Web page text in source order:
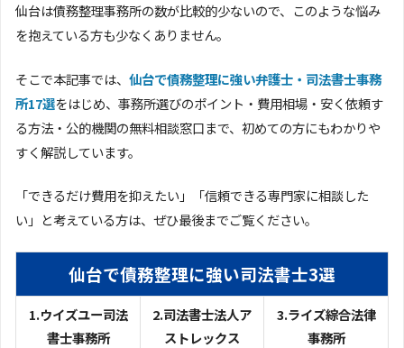
仙台は債務整理事務所の数が比較的少ないので、このような悩み
を抱えている方も少なくありません。
そこで本記事では、 仙台で債務整理に強い弁護士・司法書士事務
所17選をはじめ、事務所選びのポイント・費用相場・安く依頼す
る方法・公的機関の無料相談窓口まで、初めての方にもわかりや
すく解説しています。
「できるだけ費用を抑えたい」「信頼できる専門家に相談した
い」と考えている方は、ぜひ最後までご覧ください。
仙台で債務整理に強い司法書士3選
1.ウイズユー司法
書士事務所
2.司法書士法人ア
ストレックス
3.ライズ綜合法律
事務所